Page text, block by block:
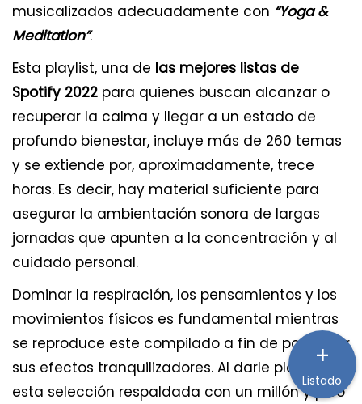
musicalizados adecuadamente con “Yoga &
Meditation”.
Esta playlist, una de las mejores listas de
Spotify 2022 para quienes buscan alcanzar o
recuperar la calma y llegar a un estado de
profundo bienestar, incluye más de 260 temas
y se extiende por, aproximadamente, trece
horas. Es decir, hay material suficiente para
asegurar la ambientación sonora de largas
jornadas que apunten a la concentración y al
cuidado personal.
Dominar la respiración, los pensamientos y los
movimientos físicos es fundamental mientras
se reproduce este compilado a fin de potenciar
sus efectos tranquilizadores. Al darle play a
esta selección respaldada con un millón y pico
+
Listado